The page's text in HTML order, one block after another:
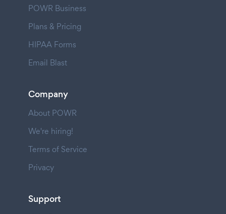
POWR Business
Plans & Pricing
HIPAA Forms
Email Blast
Company
About POWR
We're hiring!
Terms of Service
Privacy
Support